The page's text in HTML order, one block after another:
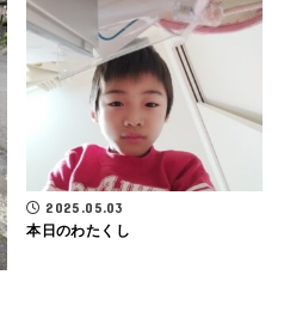
2025.05.03
本日のわたくし